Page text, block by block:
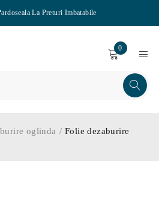
La Preturi Imbatabile
0
oglinda / Folie dezaburire